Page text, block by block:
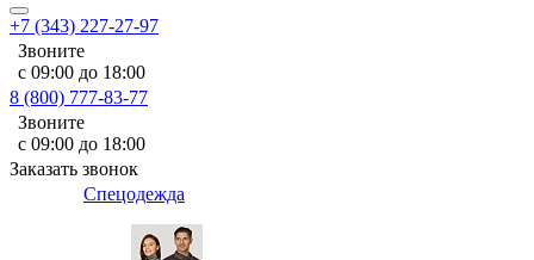
+7 (343) 227-27-97
Звоните
с 09:00 до 18:00
8 (800) 777-83-77
Звоните
с 09:00 до 18:00
Заказать звонок
Спецодежда